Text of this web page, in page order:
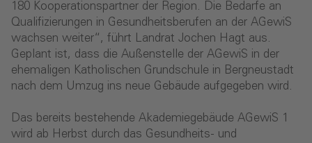
180 Kooperationspartner der Region. Die Bedarfe an
Qualifizierungen in Gesundheitsberufen an der AGewiS
wachsen weiter“, führt Landrat Jochen Hagt aus.
Geplant ist, dass die Außenstelle der AGewiS in der
ehemaligen Katholischen Grundschule in Bergneustadt
nach dem Umzug ins neue Gebäude aufgegeben wird.
Das bereits bestehende Akademiegebäude AGewiS 1
wird ab Herbst durch das Gesundheits- und